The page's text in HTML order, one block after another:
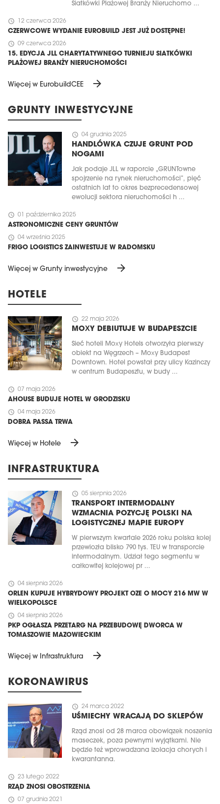
Siatkówki Plażowej Branży Nieruchomo ...
schedule 12 czerwca 2026
CZERWCOWE WYDANIE EUROBUILD JEST JUŻ DOSTĘPNE!
schedule 09 czerwca 2026
15. EDYCJA JLL CHARYTATYWNEGO TURNIEJU SIATKÓWKI
PLAŻOWEJ BRANŻY NIERUCHOMOŚCI
Więcej w EurobuildCEE arrow_forward
GRUNTY INWESTYCYJNE
schedule 04 grudnia 2025
HANDLÓWKA CZUJE GRUNT POD
NOGAMI
Jak podaje JLL w raporcie „GRUNTowne
spojrzenie na rynek nieruchomości”, pięć
ostatnich lat to okres bezprecedensowej
ewolucji sektora nieruchomości h ...
schedule 01 października 2025
ASTRONOMICZNE CENY GRUNTÓW
schedule 04 września 2025
FRIGO LOGISTICS ZAINWESTUJE W RADOMSKU
Więcej w Grunty inwestycyjne arrow_forward
HOTELE
schedule 22 maja 2026
MOXY DEBIUTUJE W BUDAPESZCIE
Sieć hoteli Moxy Hotels otworzyła pierwszy
obiekt na Węgrzech – Moxy Budapest
Downtown. Hotel powstał przy ulicy Kazinczy
w centrum Budapesztu, w budy ...
schedule 07 maja 2026
AHOUSE BUDUJE HOTEL W GRODZISKU
schedule 04 maja 2026
DOBRA PASSA TRWA
Więcej w Hotele arrow_forward
INFRASTRUKTURA
schedule 05 sierpnia 2026
TRANSPORT INTERMODALNY
WZMACNIA POZYCJĘ POLSKI NA
LOGISTYCZNEJ MAPIE EUROPY
W pierwszym kwartale 2026 roku polska kolej
przewiozła blisko 790 tys. TEU w transporcie
intermodalnym. Udział tego segmentu w
całkowitej kolejowej pr ...
schedule 04 sierpnia 2026
ORLEN KUPUJE HYBRYDOWY PROJEKT OZE O MOCY 216 MW W
WIELKOPOLSCE
schedule 04 sierpnia 2026
PKP OGŁASZA PRZETARG NA PRZEBUDOWĘ DWORCA W
TOMASZOWIE MAZOWIECKIM
Więcej w Infrastruktura arrow_forward
KORONAWIRUS
schedule 24 marca 2022
UŚMIECHY WRACAJĄ DO SKLEPÓW
Rząd znosi od 28 marca obowiązek noszenia
maseczek, poza pewnymi wyjątkami. Nie
będzie też wprowadzana izolacja chorych i
kwarantanna.
schedule 23 lutego 2022
RZĄD ZNOSI OBOSTRZENIA
schedule 07 grudnia 2021